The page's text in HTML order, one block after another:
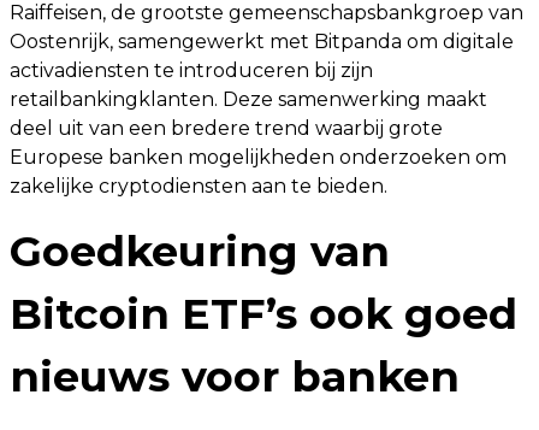
Raiffeisen, de grootste gemeenschapsbankgroep van
Oostenrijk, samengewerkt met Bitpanda om digitale
activadiensten te introduceren bij zijn
retailbankingklanten. Deze samenwerking maakt
deel uit van een bredere trend waarbij grote
Europese banken mogelijkheden onderzoeken om
zakelijke cryptodiensten aan te bieden.
Goedkeuring van
Bitcoin ETF’s ook goed
nieuws voor banken